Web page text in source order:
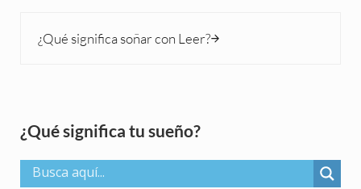
¿Qué significa soñar con Leer?
Sidebar
¿Qué significa tu sueño?